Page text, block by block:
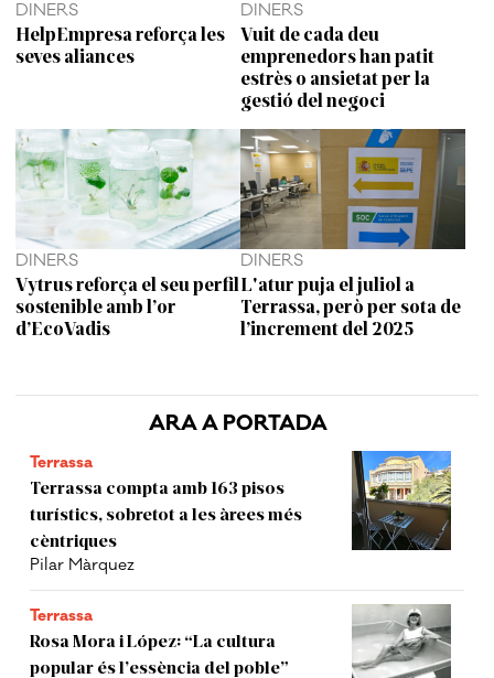
ARA A PORTADA
Terrassa
Terrassa compta amb 163 pisos
turístics, sobretot a les àrees més
cèntriques
Pilar Màrquez
Terrassa
Rosa Mora i López: “La cultura
popular és l’essència del poble”
DINERS
HelpEmpresa reforça les
seves aliances
DINERS
Vuit de cada deu
emprenedors han patit
estrès o ansietat per la
gestió del negoci
DINERS
Vytrus reforça el seu perfil
sostenible amb l’or
d’EcoVadis
DINERS
L'atur puja el juliol a
Terrassa, però per sota de
l’increment del 2025